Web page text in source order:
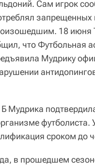
Сам игрок
запрещенных
18 июня
что Футбольная
Мудрику
Мудрика
футболиста.
сроком до
в прошедшем